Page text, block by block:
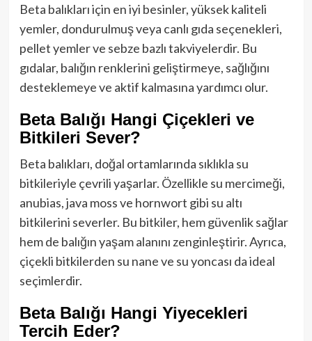
Beta balıkları için en iyi besinler, yüksek kaliteli
yemler, dondurulmuş veya canlı gıda seçenekleri,
pellet yemler ve sebze bazlı takviyelerdir. Bu
gıdalar, balığın renklerini geliştirmeye, sağlığını
desteklemeye ve aktif kalmasına yardımcı olur.
Beta Balığı Hangi Çiçekleri ve
Bitkileri Sever?
Beta balıkları, doğal ortamlarında sıklıkla su
bitkileriyle çevrili yaşarlar. Özellikle su mercimeği,
anubias, java moss ve hornwort gibi su altı
bitkilerini severler. Bu bitkiler, hem güvenlik sağlar
hem de balığın yaşam alanını zenginleştirir. Ayrıca,
çiçekli bitkilerden su nane ve su yoncası da ideal
seçimlerdir.
Beta Balığı Hangi Yiyecekleri
Tercih Eder?